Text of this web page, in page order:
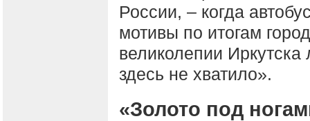
России, – когда
мотивы по итогам
великолепии
здесь не хватило».
«Золото под